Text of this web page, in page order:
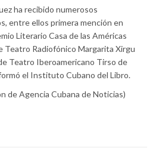
ha recibido numerosos
entre ellos primera mención en
Literario Casa de las Américas
Teatro Radiofónico Margarita Xirgu
Teatro Iberoamericano Tirso de
el Instituto Cubano del Libro.
de Agencia Cubana de Noticias)